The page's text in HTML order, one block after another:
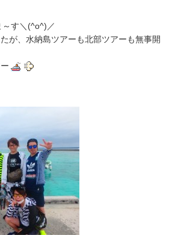
す＼(^o^)／
が、水納島ツアーも北部ツアーも無事開